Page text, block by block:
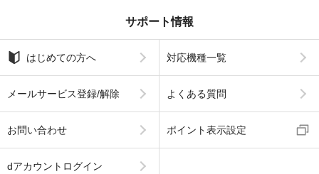
サポート情報
はじめての方へ 対応機種一覧
メールサービス登録/解除 よくある質問
お問い合わせ ポイント表示設定
dアカウントログイン